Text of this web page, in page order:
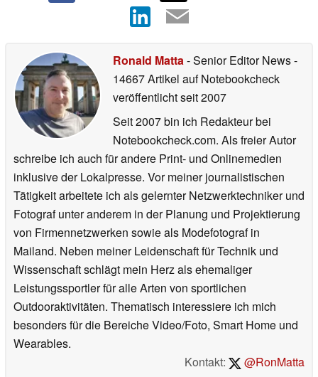
Ronald Matta- Senior Editor News-
14667 Artikel auf Notebookcheck
veröffentlichtseit 2007
Seit 2007 bin ich Redakteur bei
Notebookcheck.com. Als freier Autor
schreibe ich auch für andere Print- und Onlinemedien
inklusive der Lokalpresse. Vor meiner journalistischen
Tätigkeit arbeitete ich als gelernter Netzwerktechniker und
Fotograf unter anderem in der Planung und Projektierung
von Firmennetzwerken sowie als Modefotograf in
Mailand. Neben meiner Leidenschaft für Technik und
Wissenschaft schlägt mein Herz als ehemaliger
Leistungssportler für alle Arten von sportlichen
Outdooraktivitäten. Thematisch interessiere ich mich
besonders für die Bereiche Video/Foto, Smart Home und
Wearables.
Kontakt:
@RonMatta